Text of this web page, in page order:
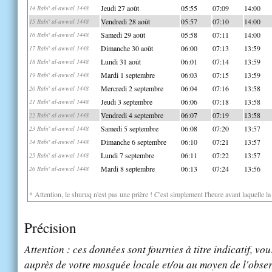
14 Rabi' al-awwal 1448 Jeudi 27 août 05:55 07:09 14:00
15 Rabi' al-awwal 1448 Vendredi 28 août 05:57 07:10 14:00
16 Rabi' al-awwal 1448 Samedi 29 août 05:58 07:11 14:00
17 Rabi' al-awwal 1448 Dimanche 30 août 06:00 07:13 13:59
18 Rabi' al-awwal 1448 Lundi 31 août 06:01 07:14 13:59
19 Rabi' al-awwal 1448 Mardi 1 septembre 06:03 07:15 13:59
20 Rabi' al-awwal 1448 Mercredi 2 septembre 06:04 07:16 13:58
21 Rabi' al-awwal 1448 Jeudi 3 septembre 06:06 07:18 13:58
22 Rabi' al-awwal 1448 Vendredi 4 septembre 06:07 07:19 13:58
23 Rabi' al-awwal 1448 Samedi 5 septembre 06:08 07:20 13:57
24 Rabi' al-awwal 1448 Dimanche 6 septembre 06:10 07:21 13:57
25 Rabi' al-awwal 1448 Lundi 7 septembre 06:11 07:22 13:57
26 Rabi' al-awwal 1448 Mardi 8 septembre 06:13 07:24 13:56
* Attention, le shuruq n'est pas une prière ! C'est simplement l'heure avant laquelle
Précision
Attention : ces données sont fournies à titre indicatif,
auprès de votre mosquée locale et/ou au moyen de